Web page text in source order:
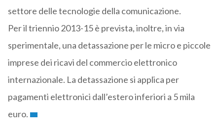
settore delle tecnologie della comunicazione.
Per il triennio 2013-15 è prevista, inoltre, in via
sperimentale, una detassazione per le micro e piccole
imprese dei ricavi del commercio elettronico
internazionale. La detassazione si applica per
pagamenti elettronici dall’estero inferiori a 5 mila
euro.